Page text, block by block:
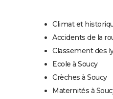
Climat et
Accidents de la
Classement des
Ecole à Soucy
Crèches à Soucy
Maternités à